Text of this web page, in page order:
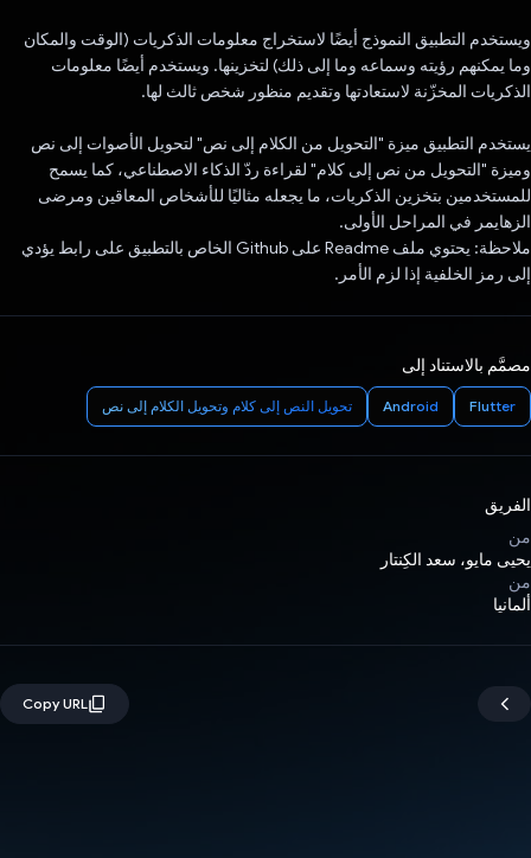
ويستخدم التطبيق النموذج أيضًا لاستخراج معلومات الذكريات (الوقت والمكان
وما يمكنهم رؤيته وسماعه وما إلى ذلك) لتخزينها. ويستخدم أيضًا معلومات
الذكريات المخزّنة لاستعادتها وتقديم منظور شخص ثالث لها.
يستخدم التطبيق ميزة "التحويل من الكلام إلى نص" لتحويل الأصوات إلى نص
وميزة "التحويل من نص إلى كلام" لقراءة ردّ الذكاء الاصطناعي، كما يسمح
للمستخدمين بتخزين الذكريات، ما يجعله مثاليًا للأشخاص المعاقين ومرضى
الزهايمر في المراحل الأولى.
ملاحظة: يحتوي ملف Readme على Github الخاص بالتطبيق على رابط يؤدي
إلى رمز الخلفية إذا لزم الأمر.
مصمَّم بالاستناد إلى
Flutter
Android تحويل النص إلى كلام وتحويل الكلام إلى نص
الفريق
من
يحيى مايو، سعد الكِنتار
من
ألمانيا